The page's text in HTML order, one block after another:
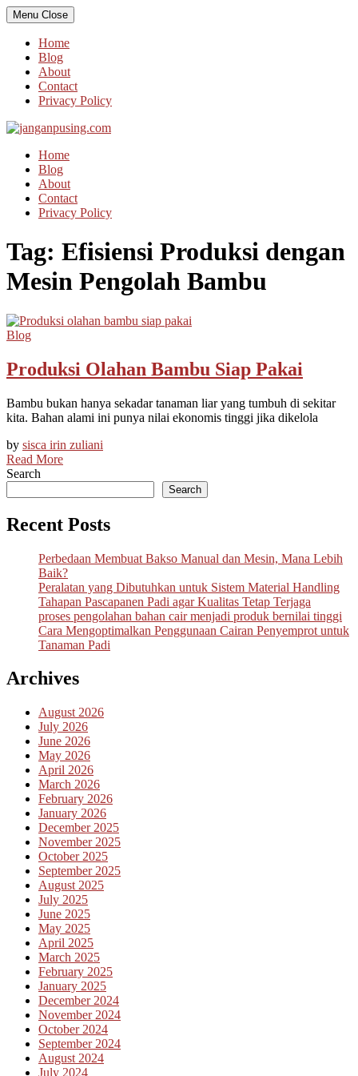
Skip
to
content
Menu Close
Home
Blog
About
Contact
Privacy Policy
Home
Blog
About
Contact
Privacy Policy
Tag: Efisiensi Produksi dengan
Mesin Pengolah Bambu
Blog
Produksi Olahan Bambu Siap Pakai
Bambu bukan hanya sekadar tanaman liar yang tumbuh di sekitar
kita. Bahan alami ini punya nilai ekonomis tinggi jika dikelola
by sisca irin zuliani
Read More
Search
Search
Recent Posts
Perbedaan Membuat Bakso Manual dan Mesin, Mana Lebih
Baik?
Peralatan yang Dibutuhkan untuk Sistem Material Handling
Tahapan Pascapanen Padi agar Kualitas Tetap Terjaga
proses pengolahan bahan cair menjadi produk bernilai tinggi
Cara Mengoptimalkan Penggunaan Cairan Penyemprot untuk
Tanaman Padi
Archives
August 2026
July 2026
June 2026
May 2026
April 2026
March 2026
February 2026
January 2026
December 2025
November 2025
October 2025
September 2025
August 2025
July 2025
June 2025
May 2025
April 2025
March 2025
February 2025
January 2025
December 2024
November 2024
October 2024
September 2024
August 2024
July 2024